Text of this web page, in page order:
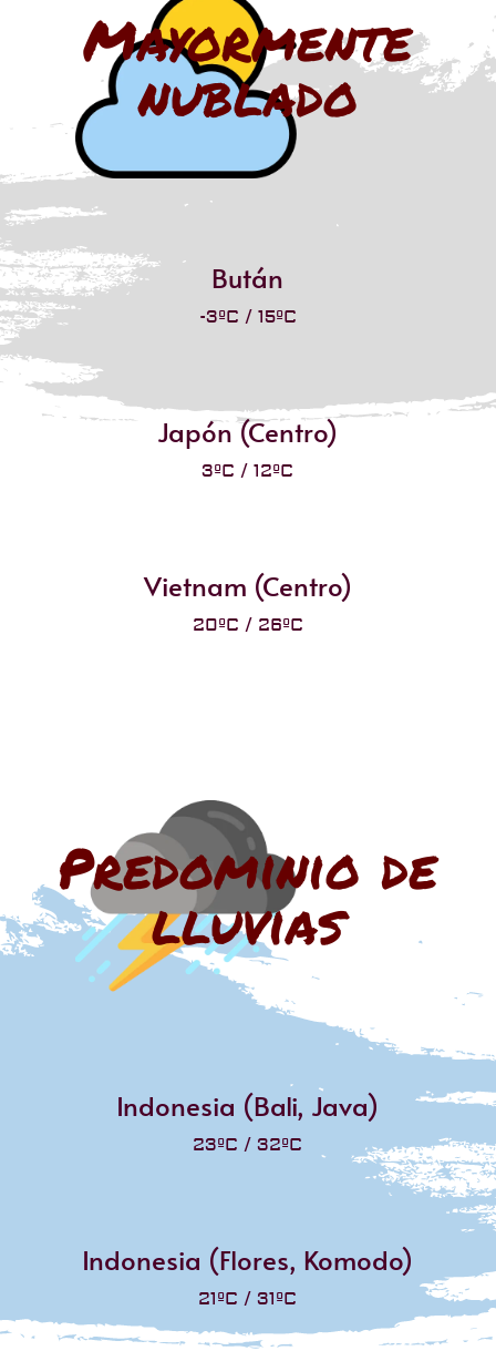
Mayormente
nublado
Bután
-3ºC / 15ºC
Japón (Centro)
3ºC / 12ºC
Vietnam (Centro)
20ºC / 26ºC
Predominio de
lluvias
Indonesia (Bali, Java)
23ºC / 32ºC
Indonesia (Flores, Komodo)
21ºC / 31ºC